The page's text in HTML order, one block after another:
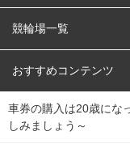
オートレース
競輪くじ
Dokanto!
レース予想
レース結果
キャリーオーバー一覧
競輪場一覧
北日本 函館競輪場
関
東
弥彦競輪場 前
おすすめコンテンツ
競輪選手情報
車券の購入は20歳にな
しみましょう～